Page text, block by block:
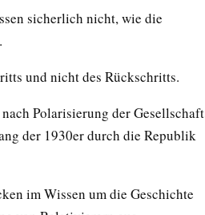
sicherlich nicht, wie die
und nicht des Rückschritts.
Polarisierung der Gesellschaft
der 1930er durch die Republik
im Wissen um die Geschichte